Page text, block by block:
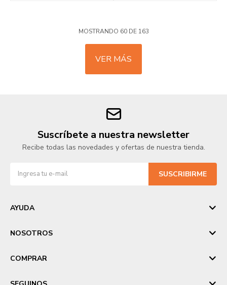
MOSTRANDO 60DE 163
VER MÁS
Suscríbete a nuestra newsletter
Recibe todas las novedades y ofertas de nuestra tienda.
SUSCRIBIRME
AYUDA
NOSOTROS
COMPRAR